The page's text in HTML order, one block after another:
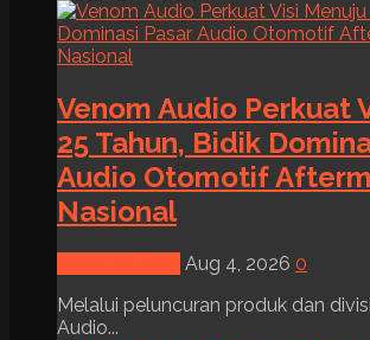
Venom Audio Perkuat
25 Tahun, Bidik
Audio Otomotif
Nasional
Aug 4, 2026 0
Melalui peluncuran produk dan
Audio...